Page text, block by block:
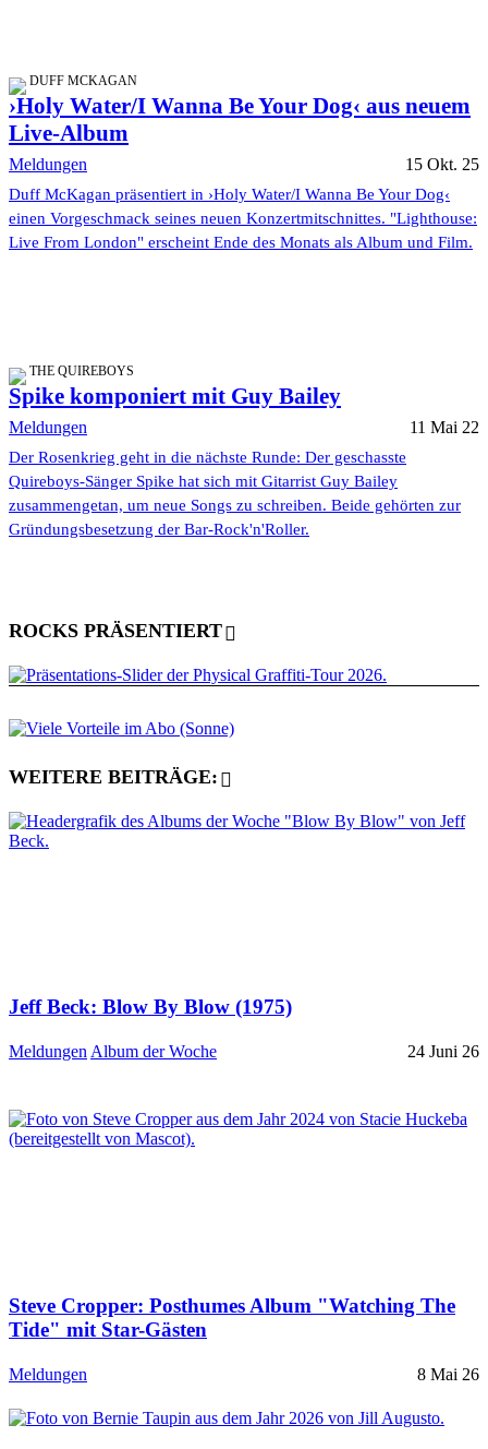
DUFF MCKAGAN
›Holy Water/I Wanna Be Your Dog‹ aus neuem
Live-Album
Meldungen 15 Okt. 25
Duff McKagan präsentiert in ›Holy Water/I Wanna Be Your Dog‹
einen Vorgeschmack seines neuen Konzertmitschnittes. "Lighthouse:
Live From London" erscheint Ende des Monats als Album und Film.
THE QUIREBOYS
Spike komponiert mit Guy Bailey
Meldungen 11 Mai 22
Der Rosenkrieg geht in die nächste Runde: Der geschasste
Quireboys-Sänger Spike hat sich mit Gitarrist Guy Bailey
zusammengetan, um neue Songs zu schreiben. Beide gehörten zur
Gründungsbesetzung der Bar-Rock'n'Roller.
ROCKS PRÄSENTIERT
WEITERE BEITRÄGE:
Jeff Beck: Blow By Blow (1975)
Meldungen Album der Woche 24 Juni 26
Steve Cropper: Posthumes Album "Watching The
Tide" mit Star-Gästen
Meldungen 8 Mai 26